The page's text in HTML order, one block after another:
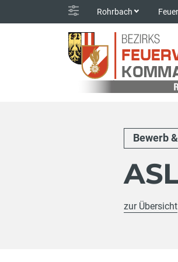
Rohrbach
Bewerb
zur Übersicht